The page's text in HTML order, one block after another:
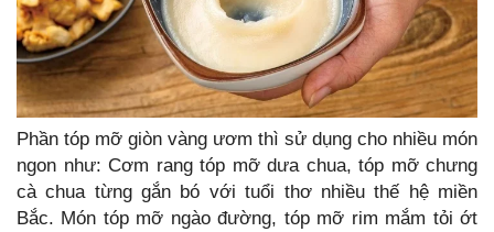
Phần tóp mỡ giòn vàng ươm thì sử dụng cho nhiều món
ngon như: Cơm rang tóp mỡ dưa chua, tóp mỡ chưng
cà chua từng gắn bó với tuổi thơ nhiều thế hệ miền
Bắc. Món tóp mỡ ngào đường, tóp mỡ rim mắm tỏi ớt